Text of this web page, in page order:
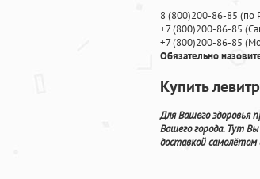
8(800)200-86-85 (по
+7(800)200-86-85 (
+7(800)200-86-85 (
Обязательно
Купить
Для Вашего здоровья
Вашего города. Тут
доставкой самолётом